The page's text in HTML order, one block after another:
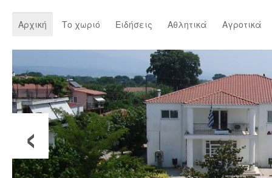
Αρχική Το χωριό Ειδήσεις Αθλητικά Αγροτικά
‹